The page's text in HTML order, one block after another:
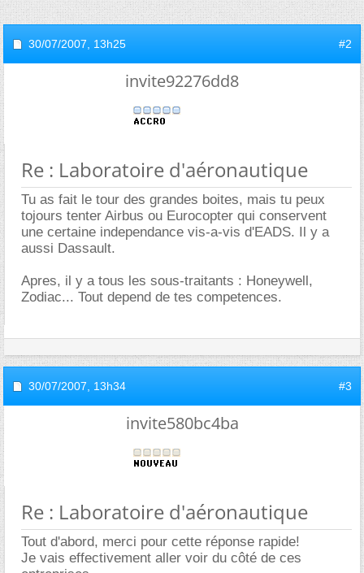
30/07/2007, 13h25 #2
invite92276dd8
Re : Laboratoire d'aéronautique
Tu as fait le tour des grandes boites, mais tu peux
tojours tenter Airbus ou Eurocopter qui conservent
une certaine independance vis-a-vis d'EADS. Il y a
aussi Dassault.
Apres, il y a tous les sous-traitants : Honeywell,
Zodiac... Tout depend de tes competences.
30/07/2007, 13h34 #3
invite580bc4ba
Re : Laboratoire d'aéronautique
Tout d'abord, merci pour cette réponse rapide!
Je vais effectivement aller voir du côté de ces